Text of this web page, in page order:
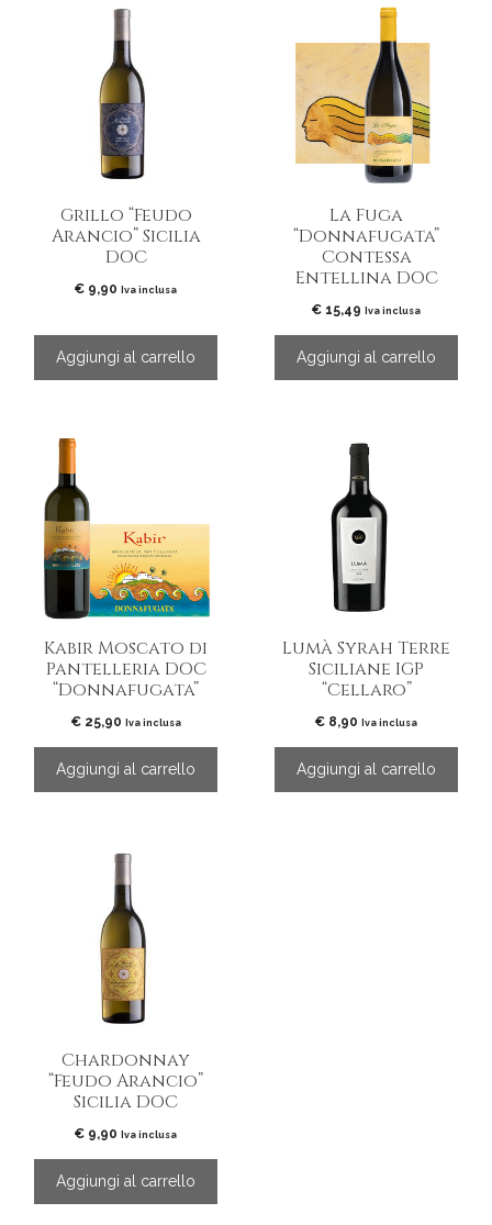
Grillo “Feudo
Arancio” Sicilia
DOC
€ 9,90 Iva inclusa
Aggiungi al carrello
La Fuga
“Donnafugata”
Contessa
Entellina DOC
€ 15,49 Iva inclusa
Aggiungi al carrello
Kabir Moscato di
Pantelleria DOC
“Donnafugata”
€25,90 Iva inclusa
Aggiungi al carrello
Lumà Syrah Terre
Siciliane IGP
“Cellaro”
€ 8,90 Iva inclusa
Aggiungi al carrello
Chardonnay
“Feudo Arancio”
Sicilia DOC
€ 9,90 Iva inclusa
Aggiungi al carrello